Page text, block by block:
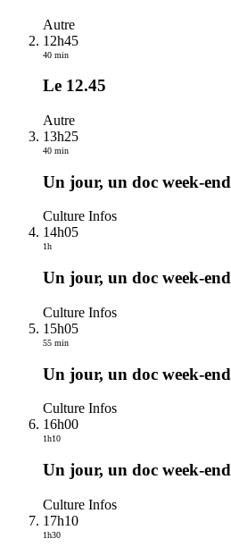
Autre
12h45
40 min
Le 12.45
Autre
13h25
40 min
Un jour, un doc week-end
Culture Infos
14h05
1h
Un jour, un doc week-end
Culture Infos
15h05
55 min
Un jour, un doc week-end
Culture Infos
16h00
1h10
Un jour, un doc week-end
Culture Infos
17h10
1h30